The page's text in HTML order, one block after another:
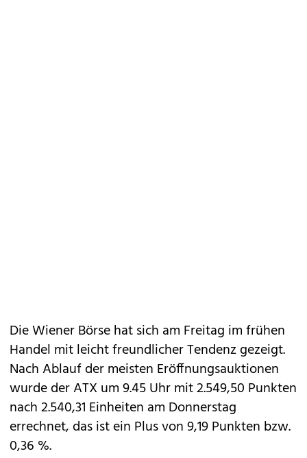
Die Wiener Börse hat sich am Freitag im frühen
Handel mit leicht freundlicher Tendenz gezeigt.
Nach Ablauf der meisten Eröffnungsauktionen
wurde der ATX um 9.45 Uhr mit 2.549,50 Punkten
nach 2.540,31 Einheiten am Donnerstag
errechnet, das ist ein Plus von 9,19 Punkten bzw.
0,36 %.